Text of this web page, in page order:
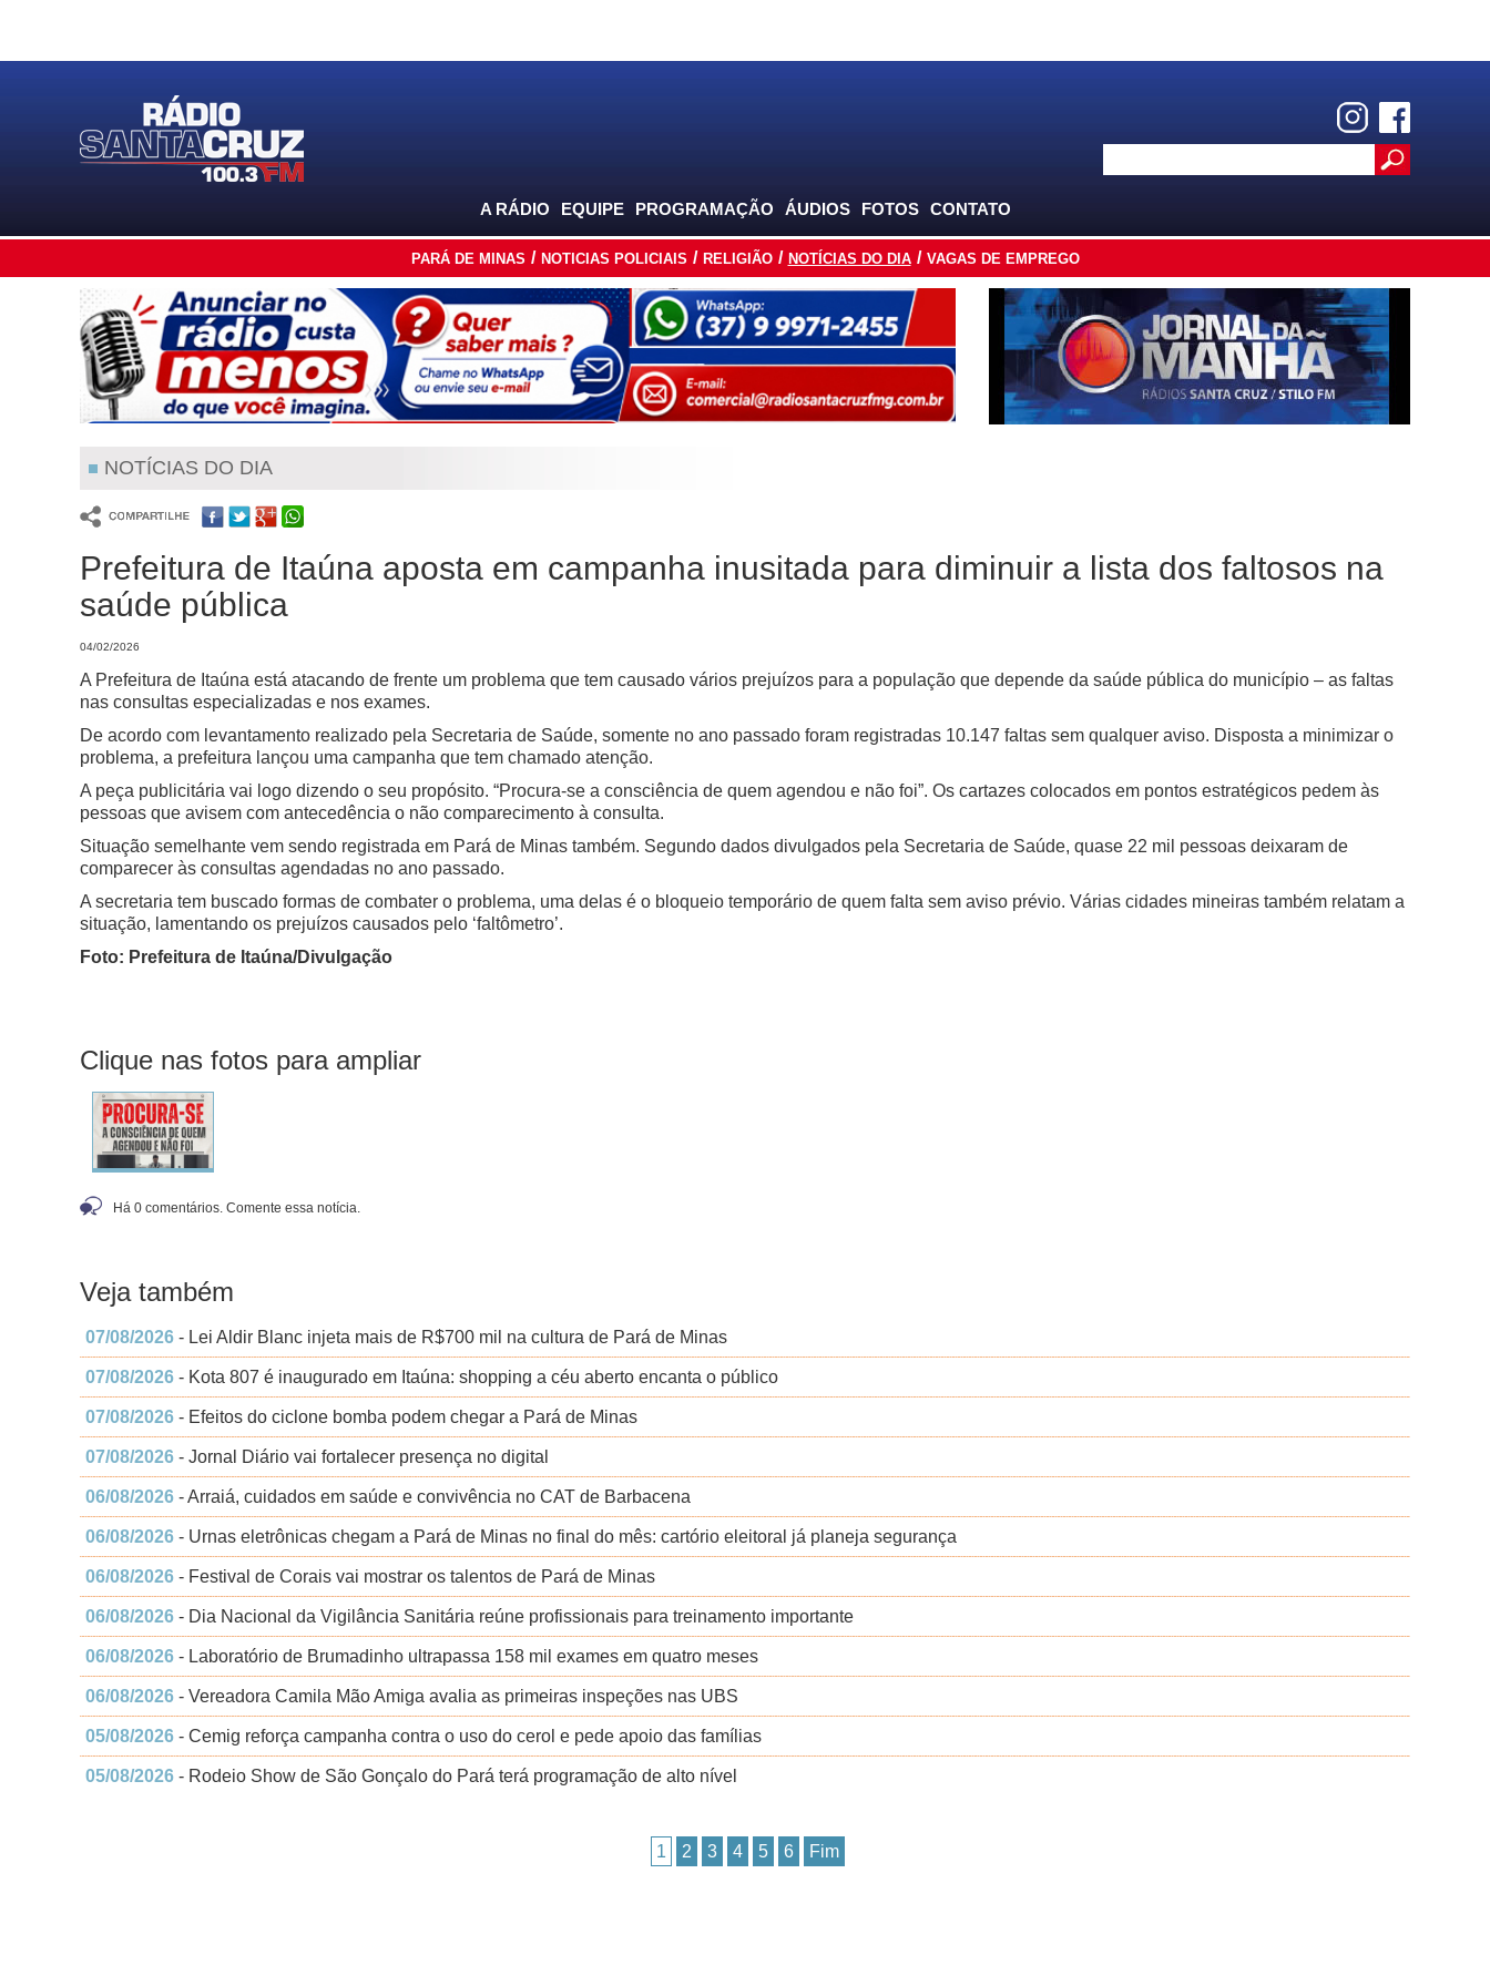
A RÁDIO EQUIPE PROGRAMAÇÃO ÁUDIOS FOTOS CONTATO
PARÁ DE MINAS NOTICIAS POLICIAIS RELIGIÃO NOTÍCIAS DO DIA VAGAS DE EMPREGO
NOTÍCIAS DO DIA
Prefeitura de Itaúna aposta em campanha inusitada para diminuir a lista dos faltosos na
saúde pública
04/02/2026
A Prefeitura de Itaúna está atacando de frente um problema que tem causado vários prejuízos para a população que depende da saúde pública do município – as faltas
nas consultas especializadas e nos exames.
De acordo com levantamento realizado pela Secretaria de Saúde, somente no ano passado foram registradas 10.147 faltas sem qualquer aviso. Disposta a minimizar o
problema, a prefeitura lançou uma campanha que tem chamado atenção.
A peça publicitária vai logo dizendo o seu propósito. “Procura-se a consciência de quem agendou e não foi”. Os cartazes colocados em pontos estratégicos pedem às
pessoas que avisem com antecedência o não comparecimento à consulta.
Situação semelhante vem sendo registrada em Pará de Minas também. Segundo dados divulgados pela Secretaria de Saúde, quase 22 mil pessoas deixaram de
comparecer às consultas agendadas no ano passado.
A secretaria tem buscado formas de combater o problema, uma delas é o bloqueio temporário de quem falta sem aviso prévio. Várias cidades mineiras também relatam a
situação, lamentando os prejuízos causados pelo ‘faltômetro’.
Foto: Prefeitura de Itaúna/Divulgação
Clique nas fotos para ampliar
Há 0 comentários. Comente essa notícia.
Veja também
07/08/2026 - Lei Aldir Blanc injeta mais de R$700 mil na cultura de Pará de Minas
07/08/2026 - Kota 807 é inaugurado em Itaúna: shopping a céu aberto encanta o público
07/08/2026 - Efeitos do ciclone bomba podem chegar a Pará de Minas
07/08/2026 - Jornal Diário vai fortalecer presença no digital
06/08/2026 - Arraiá, cuidados em saúde e convivência no CAT de Barbacena
06/08/2026 - Urnas eletrônicas chegam a Pará de Minas no final do mês: cartório eleitoral já planeja segurança
06/08/2026 - Festival de Corais vai mostrar os talentos de Pará de Minas
06/08/2026 - Dia Nacional da Vigilância Sanitária reúne profissionais para treinamento importante
06/08/2026 - Laboratório de Brumadinho ultrapassa 158 mil exames em quatro meses
06/08/2026 - Vereadora Camila Mão Amiga avalia as primeiras inspeções nas UBS
05/08/2026 - Cemig reforça campanha contra o uso do cerol e pede apoio das famílias
05/08/2026 - Rodeio Show de São Gonçalo do Pará terá programação de alto nível
1 2 3 4 5 6 Fim